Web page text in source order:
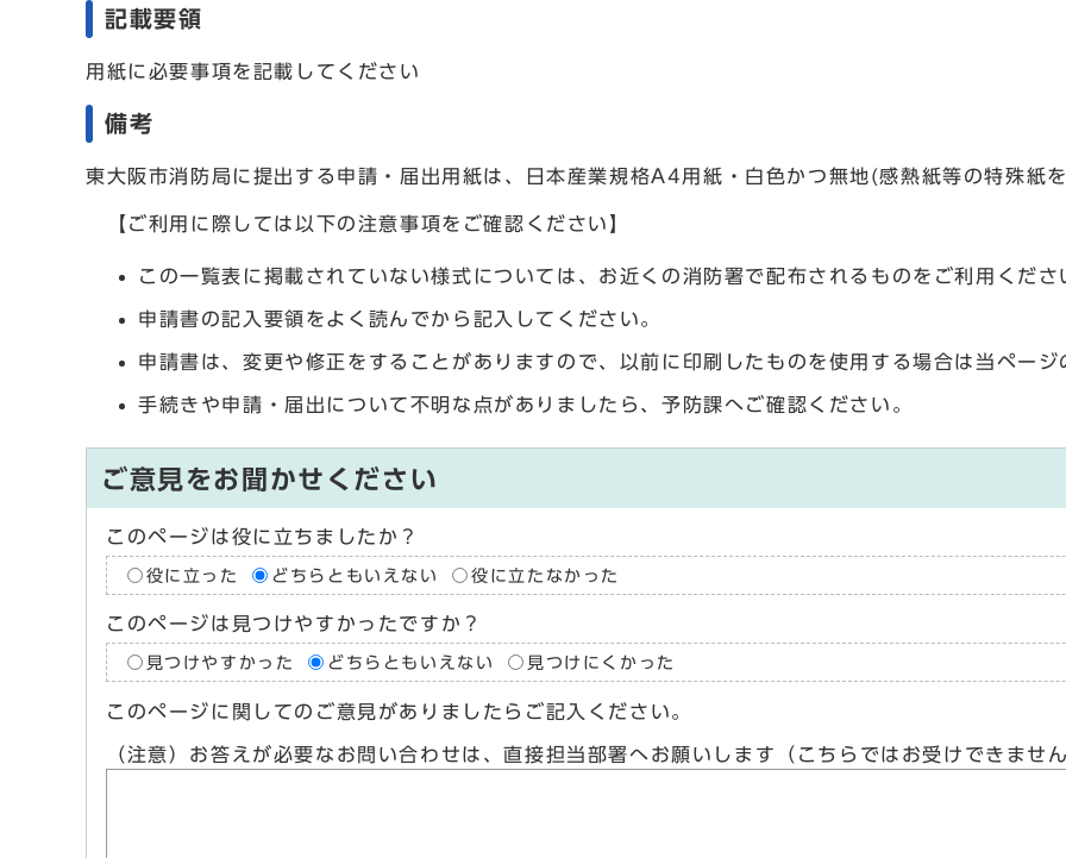
記載要領
用紙に必要事項を記載してください
備考
東大阪市消防局に提出する申請・届出用紙は、日本産業規格A4用紙・白色かつ無地(感熱紙等の特殊紙
【ご利用に際しては以下の注意事項をご確認ください】
この一覧表に掲載されていない様式については、お近くの消防署で配布されるものをご利用くださ
申請書の記入要領をよく読んでから記入してください。
申請書は、変更や修正をすることがありますので、以前に印刷したものを使用する場合は当ペー
手続きや申請・届出について不明な点がありましたら、予防課へご確認ください。
ご意見をお聞かせください
このページは役に立ちましたか？
役に立った どちらともいえない 役に立たなかった
このページは見つけやすかったですか？
見つけやすかった どちらともいえない 見つけにくかった
このページに関してのご意見がありましたらご記入ください。
（注意）お答えが必要なお問い合わせは、直接担当部署へお願いします（こちらではお受けできませ